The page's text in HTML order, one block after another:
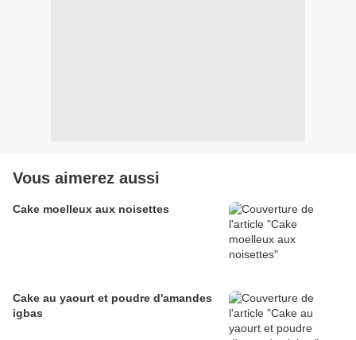
Vous aimerez aussi
Cake moelleux aux noisettes
Cake au yaourt et poudre d'amandes
igbas